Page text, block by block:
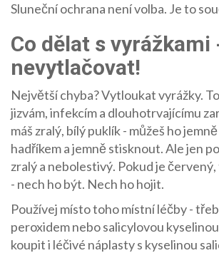
Sluneční ochrana není volba. Je to
Co dělat s vyrážkami
nevytlačovat!
Největší chyba? Vytloukat vyrážky.
jizvám, infekcím a dlouhotrvajícímu
máš zralý, bílý puklík - můžeš ho
hadříkem a jemně stisknout. Ale jen
zralý a nebolestivý. Pokud je
- nech ho být. Nech ho hojit.
Používej místo toho místní léčby -
peroxidem nebo salicylovou
koupit i léčivé náplasty s kyselinou